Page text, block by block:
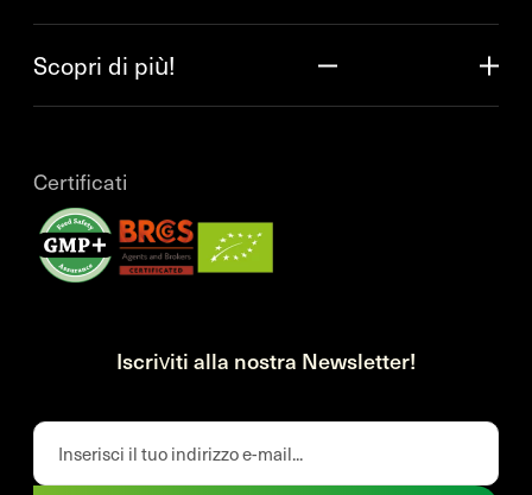
Scopri di più!
Certificati
Iscriviti alla nostra Newsletter!